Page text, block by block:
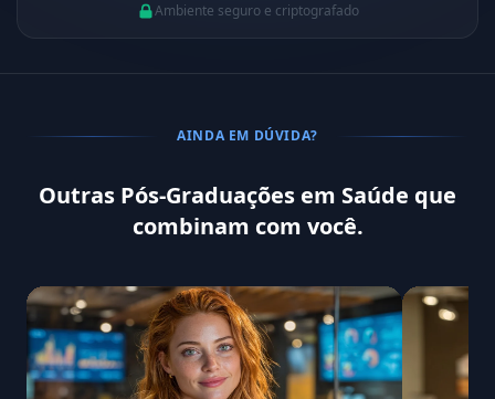
Ambiente seguro e criptografado
AINDA EM DÚVIDA?
Outras Pós-Graduações em Saúde que
combinam com você.